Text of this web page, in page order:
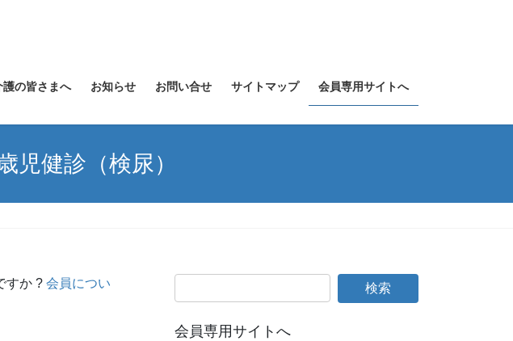
護の皆さまへ お知らせ お問い合せ サイトマップ 会員専用サイトへ
健診（検尿）
すか ? 会員につい
会員専用サイトへ